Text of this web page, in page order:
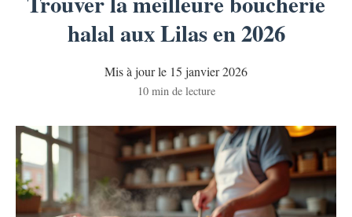
halal aux Lilas en 2026
Mis à jour le 15 janvier 2026
10 min de lecture